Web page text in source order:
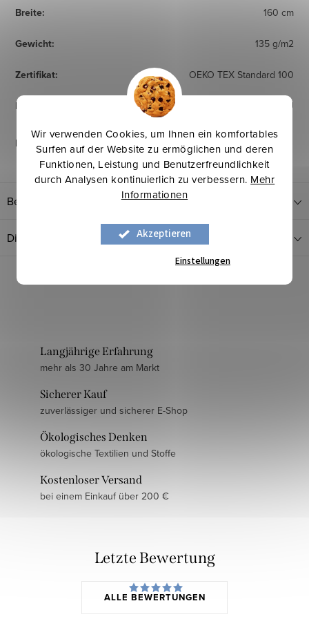
Wir verwenden Cookies, um Ihnen ein komfortables
Surfen auf der Website zu ermöglichen und deren
Funktionen, Leistung und Benutzerfreundlichkeit
durch Analysen kontinuierlich zu verbessern. Mehr
Informationen
Akzeptieren
Einstellungen
Breite: 160 cm
Gewicht: 135 g/m2
Zertifikat: OEKO TEX Standard 100
Herkunftsland EU
Pflegehinweise:
Bewertung
Diskussion
Langjährige Erfahrung
mehr als 30 Jahre am Markt
Sicherer Kauf
zuverlässiger und sicherer E-Shop
Ökologisches Denken
ökologische Textilien und Stoffe
Kostenloser Versand
bei einem Einkauf über 200 €
Letzte Bewertung
ALLE BEWERTUNGEN